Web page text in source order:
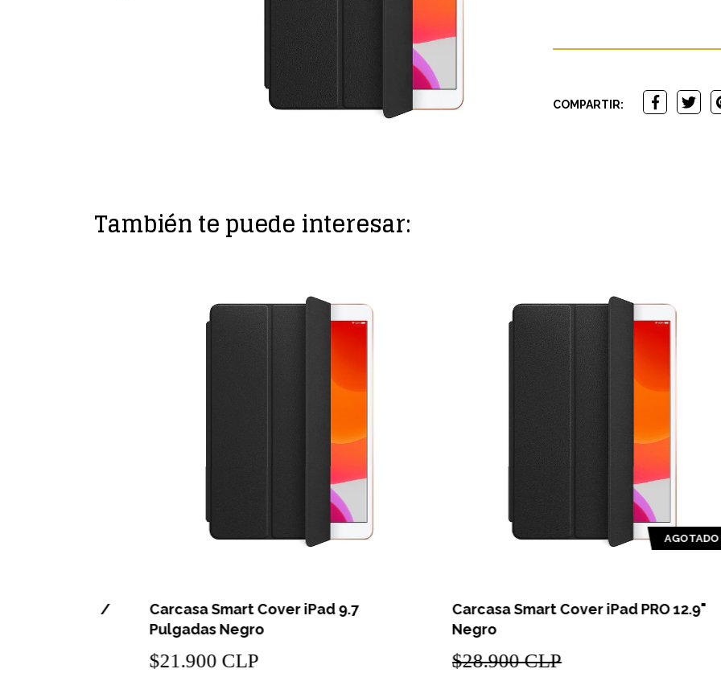
COMPARTIR:
También te puede interesar:
Carcasa Smart Cover iPad 9.7
Pulgadas Negro
$21.900 CLP
AGOTADO
Carcasa Smart Cover iPad PRO 12.9"
$28.900 CLP